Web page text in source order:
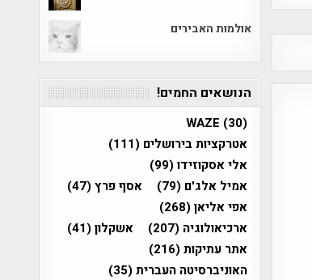
אולמות האבירים
הנושאים החמים!
WAZE (30)
אטרקציות בירושלים (111)
אלי אסקוזידו(99)
אמיל אלג'ם (79) אסף פרץ(47)
אפי אליאן(268)
ארכיאולוגיה (207) אשקלון(41)
אתר עתיקות(216)
האוניברסיטה העברית(35)